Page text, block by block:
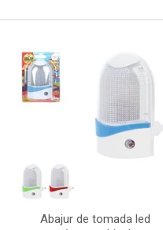
Abajur de tomada led